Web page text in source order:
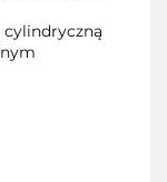
cylindryczną